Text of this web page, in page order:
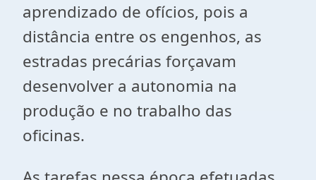
aprendizado de ofícios, pois a
distância entre os engenhos, as
estradas precárias forçavam
desenvolver a autonomia na
produção e no trabalho das
oficinas.